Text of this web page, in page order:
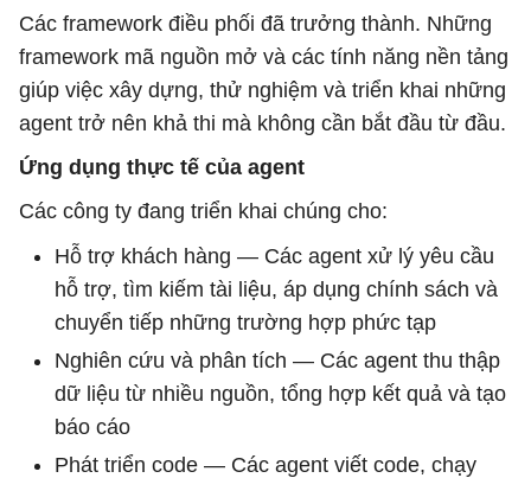
Các framework điều phối đã trưởng thành. Những
framework mã nguồn mở và các tính năng nền tảng
giúp việc xây dựng, thử nghiệm và triển khai những
agent trở nên khả thi mà không cần bắt đầu từ đầu.
Ứng dụng thực tế của agent
Các công ty đang triển khai chúng cho:
Hỗ trợ khách hàng — Các agent xử lý yêu cầu
hỗ trợ, tìm kiếm tài liệu, áp dụng chính sách và
chuyển tiếp những trường hợp phức tạp
Nghiên cứu và phân tích — Các agent thu thập
dữ liệu từ nhiều nguồn, tổng hợp kết quả và tạo
báo cáo
Phát triển code — Các agent viết code, chạy